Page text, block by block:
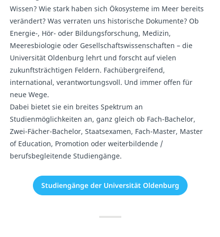
Wissen? Wie stark haben sich Ökosysteme im Meer bereits
verändert? Was verraten uns historische Dokumente? Ob
Energie-, Hör- oder Bildungsforschung, Medizin,
Meeresbiologie oder Gesellschaftswissenschaften – die
Universität Oldenburg lehrt und forscht auf vielen
zukunftsträchtigen Feldern. Fachübergreifend,
international, verantwortungsvoll. Und immer offen für
neue Wege.
Dabei bietet sie ein breites Spektrum an
Studienmöglichkeiten an, ganz gleich ob Fach-Bachelor,
Zwei-Fächer-Bachelor, Staatsexamen, Fach-Master, Master
of Education, Promotion oder weiterbildende /
berufsbegleitende Studiengänge.
Studiengänge der Universität Oldenburg